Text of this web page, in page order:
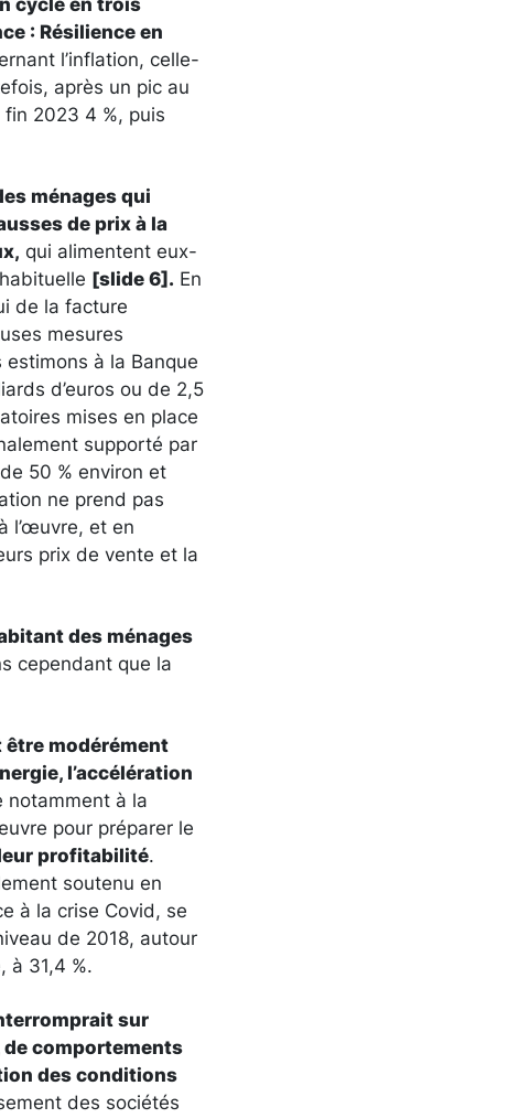
: Résilience en
l’inflation, celle-
après un pic au
2023 4 %, puis
ménages qui
de prix à la
qui alimentent eux-
[slide 6]. En
de la facture
mesures
estimons à la Banque
d’euros ou de 2,5
mises en place
supporté par
50 % environ et
ne prend pas
l’œuvre, et en
prix de vente et la
des ménages
cependant que la
être modérément
l’accélération
notamment à la
pour préparer le
profitabilité.
soutenu en
à la crise Covid, se
de 2018, autour
à 31,4 %.
sur
de comportements
des conditions
des sociétés